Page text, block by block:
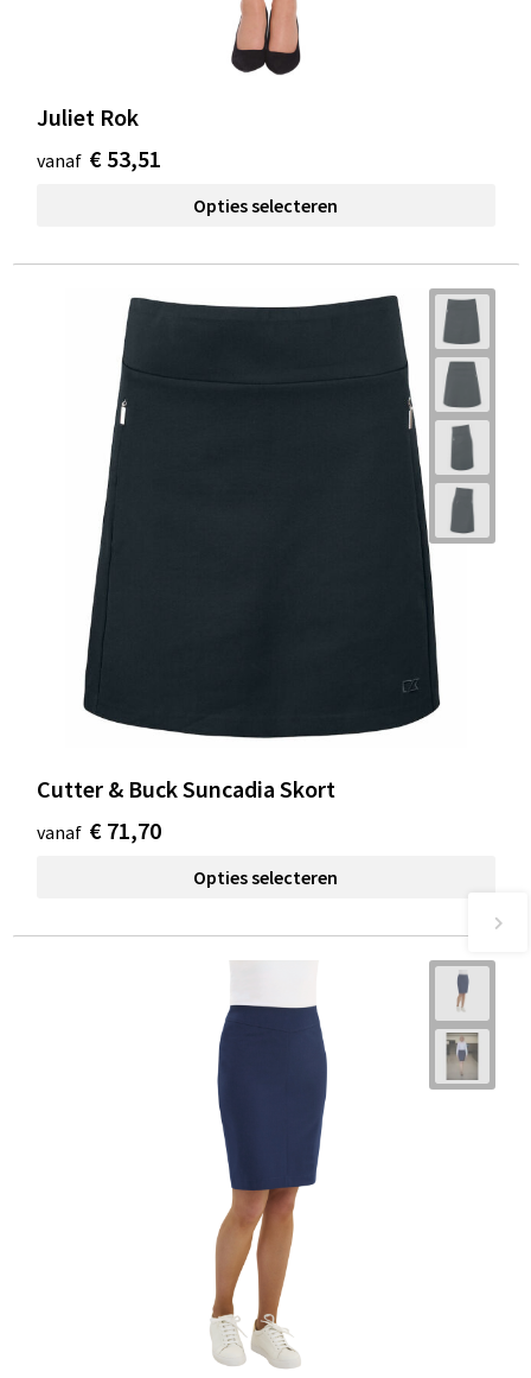
Juliet Rok
vanaf € 53,51
Opties selecteren
Cutter & Buck Suncadia Skort
vanaf € 71,70
Opties selecteren